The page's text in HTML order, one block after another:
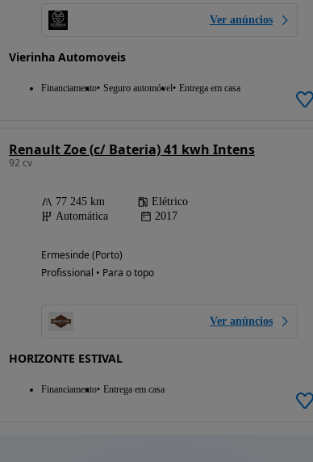
Ver anúncios
Vierinha Automoveis
Financiamento Seguro automóvel Entrega em casa
Renault Zoe (c/ Bateria) 41 kwh Intens
92 cv
77 245 km
Elétrico
Automática
2017
Ermesinde (Porto)
Profissional • Para o topo
Ver anúncios
HORIZONTE ESTIVAL
Financiamento Entrega em casa